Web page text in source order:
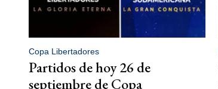
Copa Libertadores
Partidos de hoy 26 de
septiembre de Copa